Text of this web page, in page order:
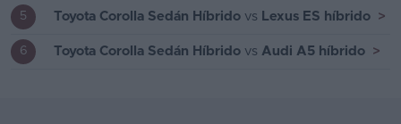
5 Toyota Corolla Sedán Híbrido vs Lexus ES híbrido >
6 Toyota Corolla Sedán Híbrido vs Audi A5 híbrido >